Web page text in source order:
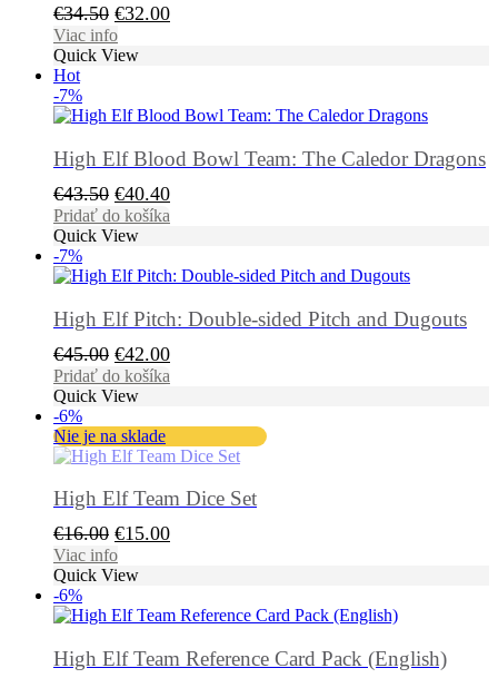
€34.50 Pôvodná
cena
bola:
€32.00Aktuálna
Viac info
Quick View
Hot
-7%
High Elf Blood Bowl Team: The Caledor Dragons
€43.50 Pôvodná
cena
bola:
€40.40Aktuálna
cena
Pridať do košíka
Quick View
-7%
High Elf Pitch: Double-sided Pitch and Dugouts
€45.00 Pôvodná
cena
bola:
€45.00.
€42.00Aktuálna
cena
€42.00.
Pridať do košíka
Quick View
-6%
Nie je na sklade
High Elf Team Dice Set
€16.00 Pôvodná
cena
bola:
€15.00Aktuálna
Viac info
Quick View
-6%
High Elf Team Reference Card Pack (English)